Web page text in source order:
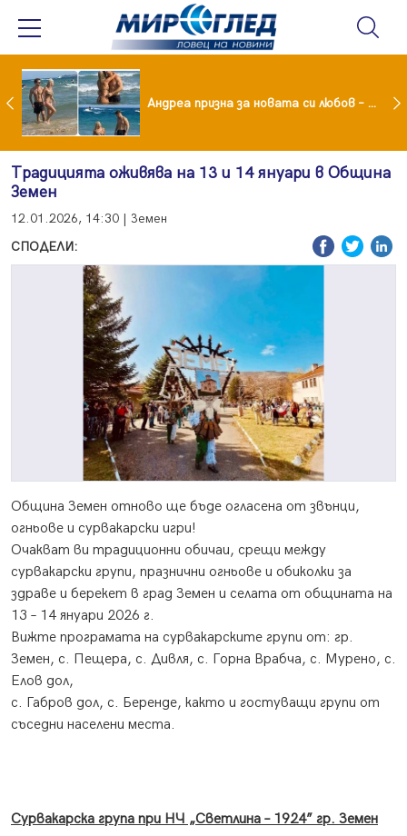
Драма вместо щастие: Звезда от "Татковци" е в болница с високорискова бременност Андреа призна за новата си любов – руснакът Игор
Традицията оживява на 13 и 14 януари в Община
Земен
12.01.2026, 14:30 | Земен
СПОДЕЛИ:
Община Земен отново ще бъде огласена от звънци,
огньове и сурвакарски игри!
Очакват ви традиционни обичаи, срещи между
сурвакарски групи, празнични огньове и обиколки за
здраве и берекет в град Земен и селата от общината на
13 – 14 януари 2026 г.
Вижте програмата на сурвакарските групи от: гр.
Земен, с. Пещера, с. Дивля, с. Горна Врабча, с. Мурено, с.
Елов дол,
с. Габров дол, с. Беренде, както и гостуващи групи от
съседни населени места.
Сурвакарска група при НЧ „Светлина – 1924” гр. Земен